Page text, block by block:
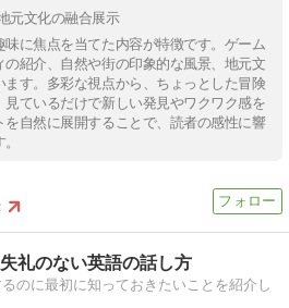
元文化の融合展示
味に焦点を当てた内容が特徴です。ゲーム
紹介、自然や街の印象的な風景、地元文
す。多彩な視点から、ちょっとした冒険
ているだけで新しい発見やワクワク感を
自然に展開することで、読者の感性に響
礼のない英語の話し方
のに最初に知っておきたいことを紹介し